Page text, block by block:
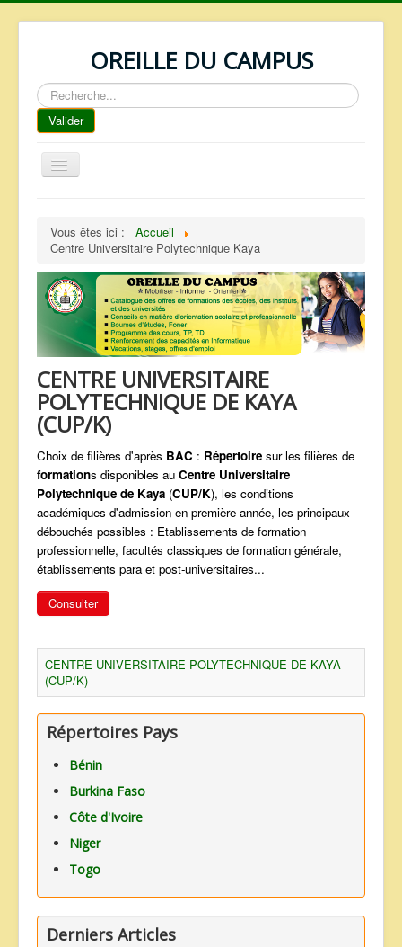
OREILLE DU CAMPUS
Rechercher
Valider
Basculer
la
REPERTOIRE
QUI SOMMES NOUS ?
NOS SERVICES
FAQ
CONTACTS
TELECHARGEMENTS
ANNONCES
Vous êtes ici :
Accueil
Centre Universitaire Polytechnique Kaya
CENTRE UNIVERSITAIRE
POLYTECHNIQUE DE KAYA
(CUP/K)
Choix de filières d'après BAC : Répertoire sur les filières de
formations disponibles au Centre Universitaire
Polytechnique de Kaya (CUP/K), les conditions
académiques d'admission en première année, les principaux
débouchés possibles : Etablissements de formation
professionnelle, facultés classiques de formation générale,
établissements para et post-universitaires...
Consulter
CENTRE UNIVERSITAIRE POLYTECHNIQUE DE KAYA
(CUP/K)
Répertoires Pays
Bénin
Burkina Faso
Côte d'Ivoire
Niger
Togo
Derniers Articles